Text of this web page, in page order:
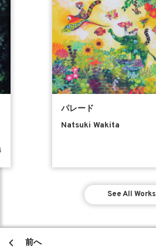
パレード
Natsuki Wakita
See All Works
前へ